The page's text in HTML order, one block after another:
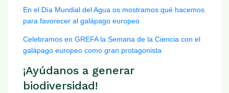
En el Día Mundial del Agua os mostramos qué hacemos
para favorecer al galápago europeo
Celebramos en GREFA la Semana de la Ciencia con el
galápago europeo como gran protagonista
¡Ayúdanos a generar
biodiversidad!